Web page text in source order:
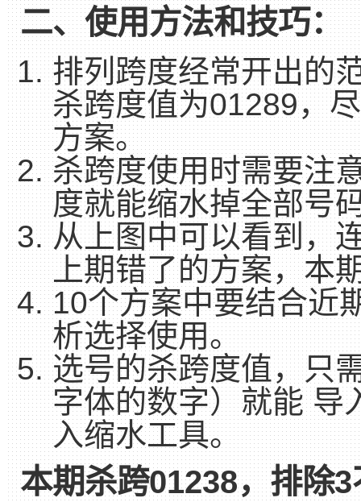
二、使用方法和技巧：
排列跨度经常开出的
杀跨度值为01289，
方案。
杀跨度使用时需要注
度就能缩水掉全部号
从上图中可以看到，
上期错了的方案，本
10个方案中要结合近
析选择使用。
选号的杀跨度值，只
字体的数字）就能 导
入缩水工具。
本期杀跨01238，排除